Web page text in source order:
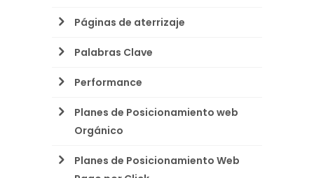
Páginas de aterrizaje
Palabras Clave
Performance
Planes de Posicionamiento web
Orgánico
Planes de Posicionamiento Web